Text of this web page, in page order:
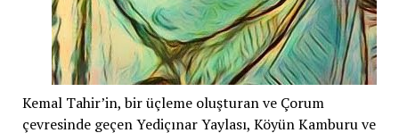
Kemal Tahir’in, bir üçleme oluşturan ve Çorum
çevresinde geçen Yediçınar Yaylası, Köyün Kamburu ve